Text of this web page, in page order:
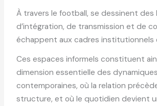
À travers le football, se dessinent des
d’intégration, de transmission et de
échappent aux cadres institutionnels
Ces espaces informels constituent
dimension essentielle des
contemporaines, où la relation
structure, et où le quotidien devient